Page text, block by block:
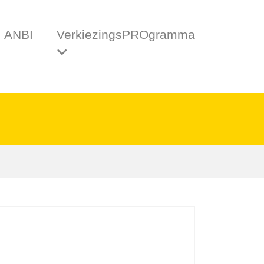
ANBI VerkiezingsPROgramma